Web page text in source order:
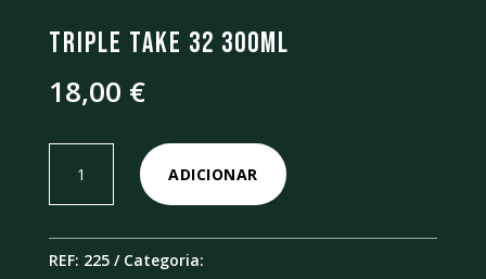
Triple Take 32 300ml
18,00 €
Take
ADICIONAR
REF: 225 Categoria: